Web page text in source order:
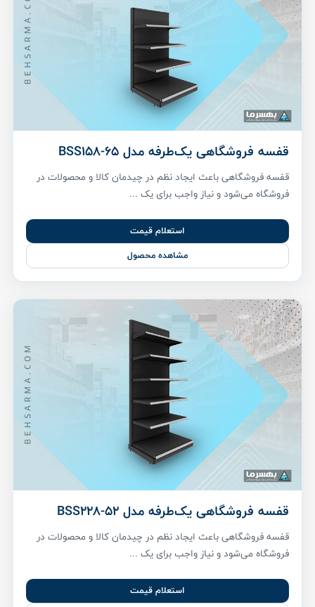
قفسه فروشگاهی یک‌طرفه مدل BSS158-65
قفسه فروشگاهی باعث ایجاد نظم در چیدمان کالا و محصولات در
فروشگاه می‌شود و نیاز واجب برای یک ...
استعلام قیمت
مشاهده محصول
قفسه فروشگاهی یک‌طرفه مدل BSS228-52
قفسه فروشگاهی باعث ایجاد نظم در چیدمان کالا و محصولات در
فروشگاه می‌شود و نیاز واجب برای یک ...
استعلام قیمت